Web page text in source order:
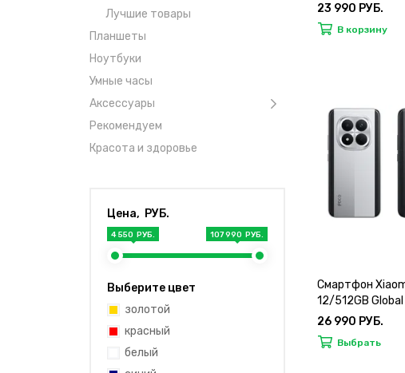
Лучшие товары
Планшеты
Ноутбуки
Умные часы
Аксессуары
Рекомендуем
Красота и здоровье
Цена, РУБ.
4 550 РУБ. 107 990 РУБ.
Выберите цвет
золотой
красный
белый
23 990 РУБ.
В корзину
Смартфон
12/512GB Global
26 990 РУБ.
Выбрать